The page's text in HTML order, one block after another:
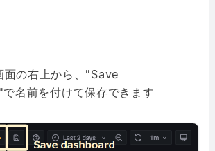
面の右上から、"Save
名前を付けて保存できます